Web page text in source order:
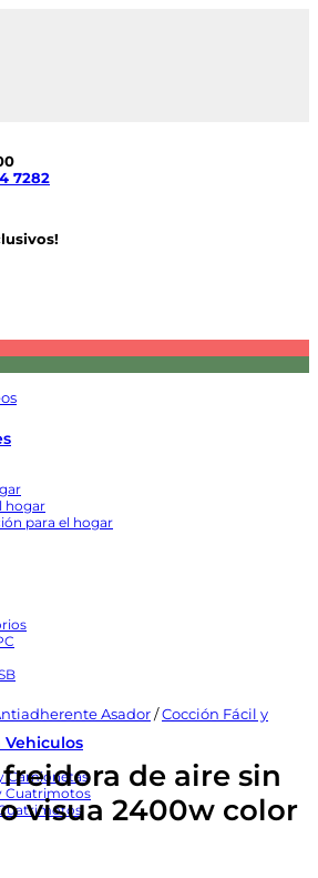
7282
hogar
para el hogar
Vehiculos
Camionetas
Cuatrimotos
Asador / Cocción Fácil y
de aire sin
visua 2400w color